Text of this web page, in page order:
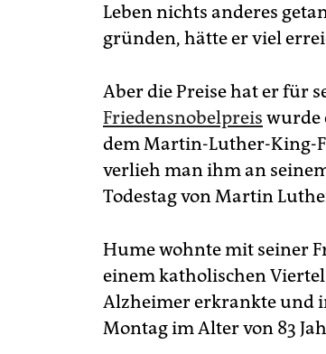
Leben nichts anderes
gründen, hätte er viel
Aber die Preise hat er für
Friedensnobelpreis wurde
dem Martin-Luther-King-
verlieh man ihm an
Todestag von Martin
Hume wohnte mit seiner
einem katholischen
Alzheimer erkrankte und
Montag im Alter von 83